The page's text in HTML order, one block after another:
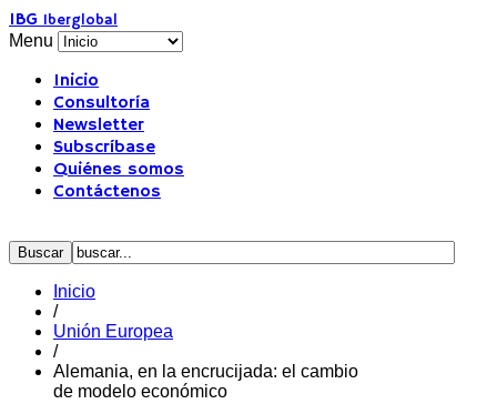
IBG Iberglobal
Menu
Inicio
Consultoría
Newsletter
Subscríbase
Quiénes somos
Contáctenos
Inicio
/
Unión Europea
/
Alemania, en la encrucijada: el cambio
de modelo económico